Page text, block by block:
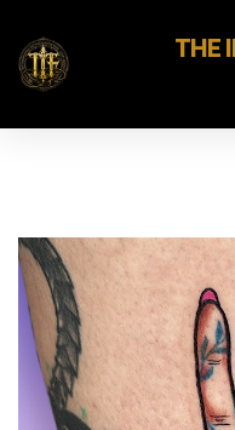
THE